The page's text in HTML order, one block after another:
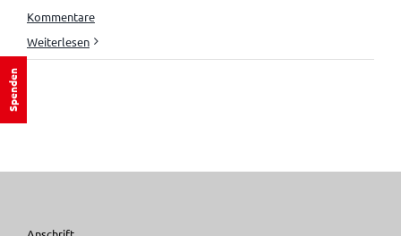
Kommentare
Weiterlesen
Spenden